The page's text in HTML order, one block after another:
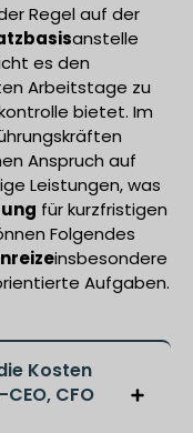
Regel auf der
anstelle
es den
Arbeitstage zu
bietet. Im
Anspruch auf
Leistungen, was
für kurzfristigen
Folgendes
insbesondere
Aufgaben.
Kosten
CFO